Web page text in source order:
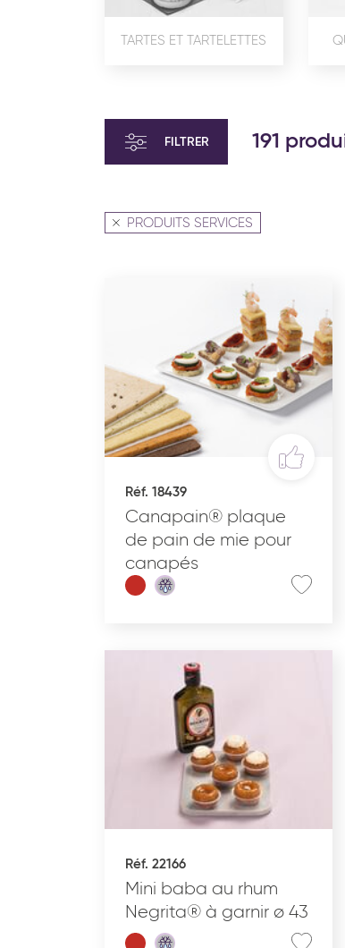
TARTES ET TARTELETTES
FILTRER 191
VIENNOISERIE ET PÂTISSERIE
AMÉRICAINE
PÂTISSERIE DESSERTS
TYPE DE PRODUIT
ALLERGÈNES
REMISES EN OEUVRE
Effacer les critères
PRODUITS SERVICES
Réf. 18439
Canapain® plaque
de pain de mie pour
canapés
Réf. 22166
Mini baba au rhum
Negrita® à garnir ø 43